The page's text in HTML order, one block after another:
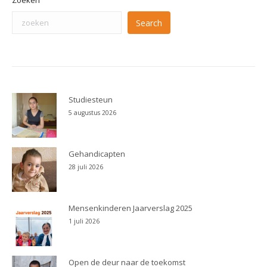
Search
Studiesteun
5 augustus 2026
Gehandicapten
28 juli 2026
Mensenkinderen Jaarverslag 2025
1 juli 2026
Open de deur naar de toekomst